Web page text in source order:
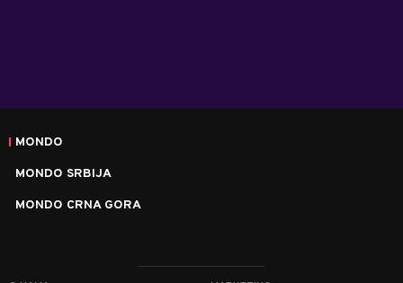
MONDO
MONDO SRBIJA
MONDO CRNA GORA